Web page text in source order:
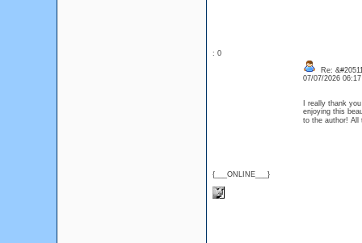
: 0
{___ONLINE___}
Re:
07/07/2026
I really thank
enjoying this
to the author!